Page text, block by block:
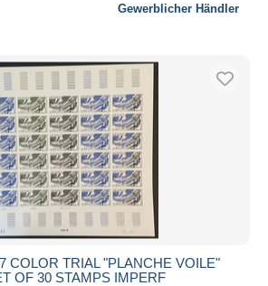
Gewerblicher Händler
COLOR TRIAL "PLANCHE VOILE"
OF 30 STAMPS IMPERF